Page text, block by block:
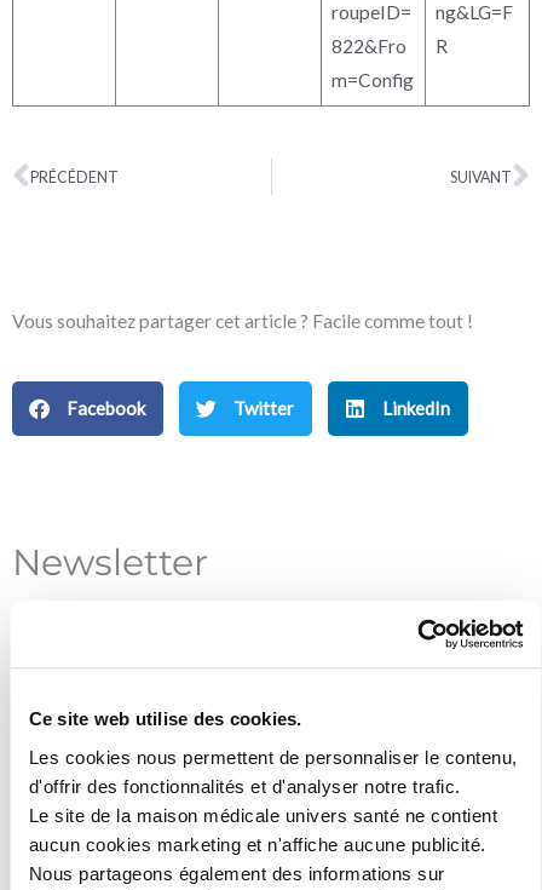
Ce site web utilise des cookies.
Les cookies nous permettent de personnaliser le contenu,
d'offrir des fonctionnalités et d'analyser notre trafic.
Le site de la maison médicale univers santé ne contient
aucun cookies marketing et n'affiche aucune publicité.
Nous partageons également des informations sur
roupeID=
822&Fro
m=Config
ng&LG=F
R
Précédent
PRÉCÉDENT SUIVANT
Vous souhaitez partager cet article ? Facile comme tout !
Facebook Twitter LinkedIn
Newsletter
maison médicale !